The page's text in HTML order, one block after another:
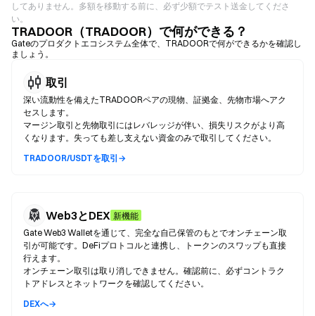
してありません。多額を移動する前に、必ず少額でテスト送金してくださ
い。
TRADOOR（TRADOOR）で何ができる？
Gateのプロダクトエコシステム全体で、TRADOORで何ができるかを確認し
ましょう。
取引
深い流動性を備えたTRADOORペアの現物、証拠金、先物市場へアク
セスします。
マージン取引と先物取引にはレバレッジが伴い、損失リスクがより高
くなります。失っても差し支えない資金のみで取引してください。
TRADOOR/USDTを取引→
Web3とDEX 新機能
Gate Web3 Walletを通じて、完全な自己保管のもとでオンチェーン取
引が可能です。DeFiプロトコルと連携し、トークンのスワップも直接
行えます。
オンチェーン取引は取り消しできません。確認前に、必ずコントラク
トアドレスとネットワークを確認してください。
DEXへ→